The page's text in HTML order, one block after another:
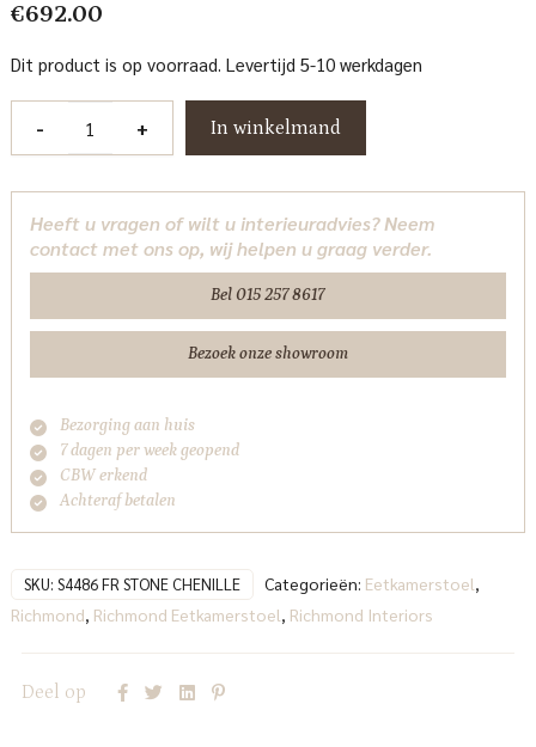
€692.00
Dit product is op voorraad. Levertijd 5-10 werkdagen
-
stone
fire
retardant
Richmond
aantal
+ In winkelmand
Heeft u vragen of wilt u interieuradvies? Neem
contact met ons op, wij helpen u graag verder.
Bel 015 257 8617
Bezoek onze showroom
Bezorging aan huis
7 dagen per week geopend
CBW erkend
Achteraf betalen
SKU: S4486 FR STONE CHENILLE Categorieën: Eetkamerstoel,
Richmond, Richmond Eetkamerstoel, Richmond Interiors
Deel op